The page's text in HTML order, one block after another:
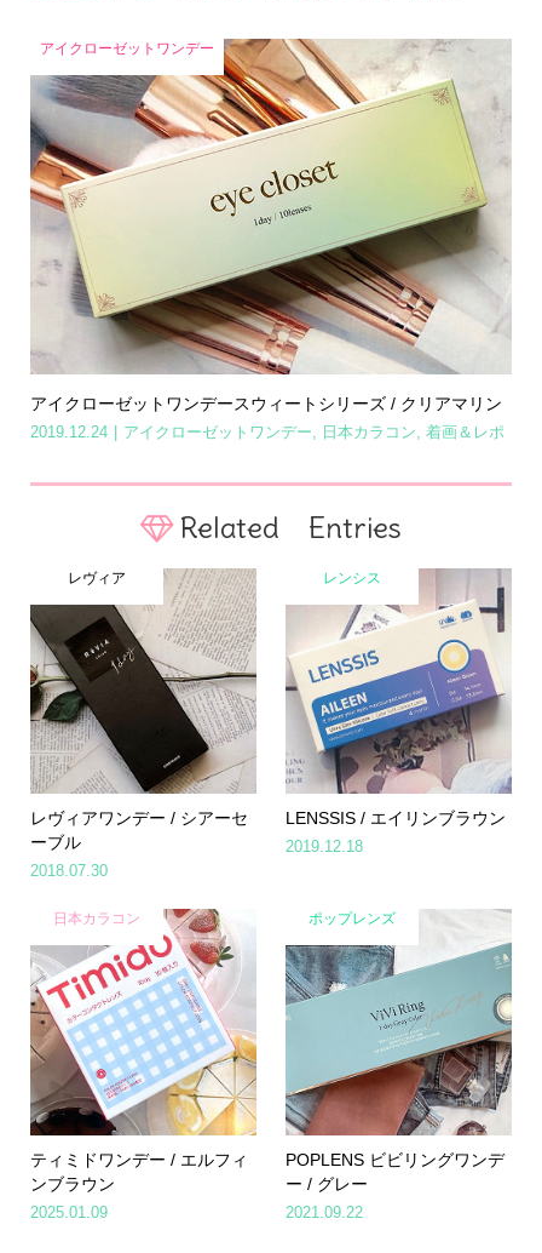
アイクローゼットワンデー
アイクローゼットワンデースウィートシリーズ / クリアマリン
2019.12.24 アイクローゼットワンデー 日本カラコン 着画＆レポ
Related Entries
レヴィア
レヴィアワンデー / シアーセ
ーブル
2018.07.30
レンシス
LENSSIS / エイリンブラウン
2019.12.18
日本カラコン
ティミドワンデー / エルフィ
ンブラウン
2025.01.09
ポップレンズ
POPLENS ビビリングワンデ
ー / グレー
2021.09.22